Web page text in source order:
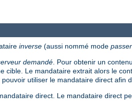
inverse (aussi nommé mode
demandé. Pour obtenir un
cible. Le mandataire extrait alors le
utiliser le mandataire direct afin
direct. Le mandataire direct